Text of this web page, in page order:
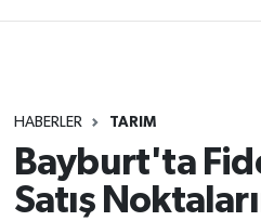
HABERLER TARIM
Bayburt'ta
Satış
Hava Durumu
Süper Lig Puan